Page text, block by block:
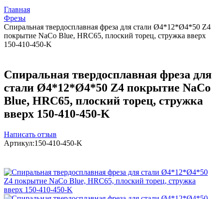
Главная
Фрезы
Спиральная твердосплавная фреза для стали Ø4*12*Ø4*50 Z4
покрытие NaCo Blue, HRC65, плоский торец, стружка вверх
150-410-450-K
Спиральная твердосплавная фреза для
стали Ø4*12*Ø4*50 Z4 покрытие NaCo
Blue, HRC65, плоский торец, стружка
вверх 150-410-450-K
Написать отзыв
Артикул:150-410-450-K